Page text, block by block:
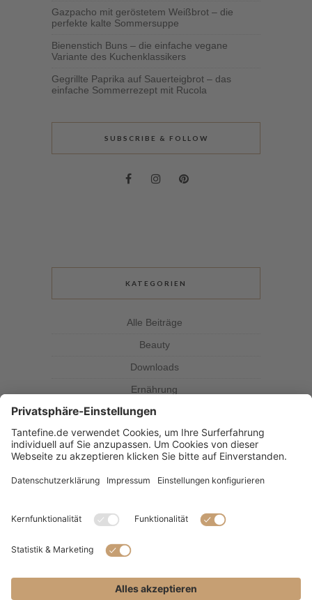
Gazpacho mit geröstetem Weißbrot – die
perfekte kalte Sommersuppe
Bienenstich Buns – die einfache vegane
Variante des Kuchenklassikers
Gegrillte Paprika auf Sauerteigbrot – das
einfache Sommerrezept mit Rucola
SUBSCRIBE & FOLLOW
KATEGORIEN
Alle Beiträge
Beauty
Downloads
Ernährung
Kolumne
Kräuterkunde
Magazin
Rezepte